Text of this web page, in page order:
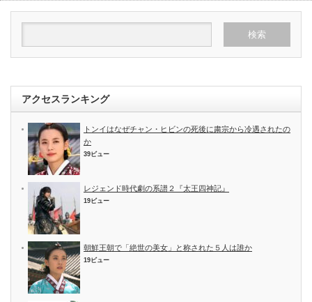
アクセスランキング
トンイはなぜチャン・ヒビンの死後に粛宗から冷遇されたの
か
39ビュー
レジェンド時代劇の系譜２『太王四神記』
19ビュー
朝鮮王朝で「絶世の美女」と称された５人は誰か
19ビュー